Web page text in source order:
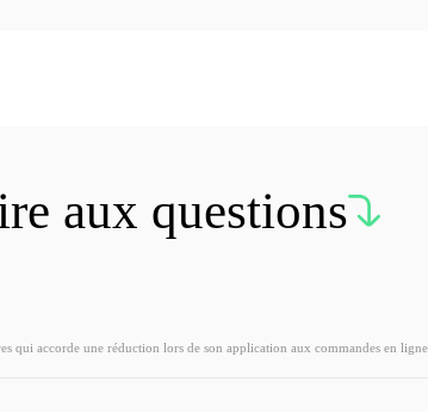
aux questions
qui accorde une réduction lors de son application aux commandes en